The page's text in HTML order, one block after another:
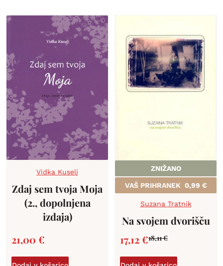
Vidka Kuselj
Zdaj sem tvoja Moja
(2., dopolnjena
izdaja)
21,00 €
ZNIŽANO
VAŠ PRIHRANEK 0,99 €
Suzana Tratnik
Na svojem dvorišču
18,11€
17,12€